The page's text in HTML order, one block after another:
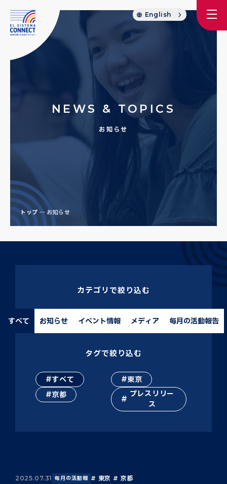
English
NEWS & TOPICS
お知らせ
トップ お知らせ
カテゴリで絞り込む
すべて お知らせ イベント情報 メディア 毎月の活動報告
タグで絞り込む
すべて
東京
京都
プレスリリー
ス
2025.07.31 毎月の活動報
東京 京都